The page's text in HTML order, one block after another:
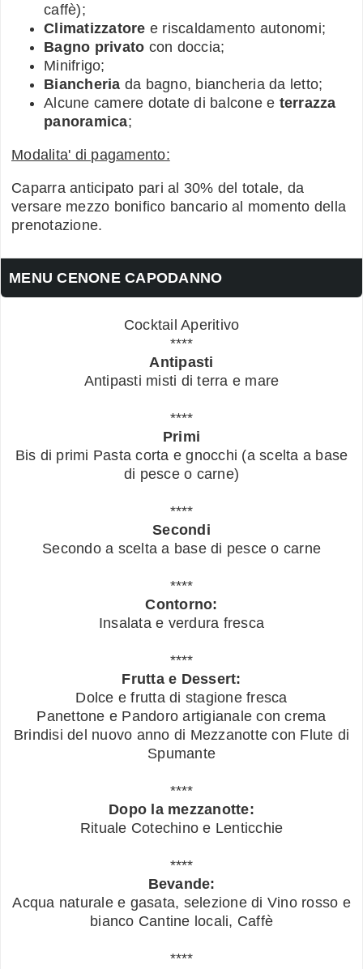
caffè);
Climatizzatore e riscaldamento autonomi;
Bagno privato con doccia;
Minifrigo;
Biancheria da bagno, biancheria da letto;
Alcune camere dotate di balcone e terrazza
panoramica;
Modalita' di pagamento:
Caparra anticipato pari al 30% del totale, da
versare mezzo bonifico bancario al momento della
prenotazione.
MENU CENONE CAPODANNO
Cocktail Aperitivo
****
Antipasti
Antipasti misti di terra e mare
****
Primi
Bis di primi Pasta corta e gnocchi (a scelta a base
di pesce o carne)
****
Secondi
Secondo a scelta a base di pesce o carne
****
Contorno:
Insalata e verdura fresca
****
Frutta e Dessert:
Dolce e frutta di stagione fresca
Panettone e Pandoro artigianale con crema
Brindisi del nuovo anno di Mezzanotte con Flute di
Spumante
****
Dopo la mezzanotte:
Rituale Cotechino e Lenticchie
****
Bevande:
Acqua naturale e gasata, selezione di Vino rosso e
bianco Cantine locali, Caffè
****